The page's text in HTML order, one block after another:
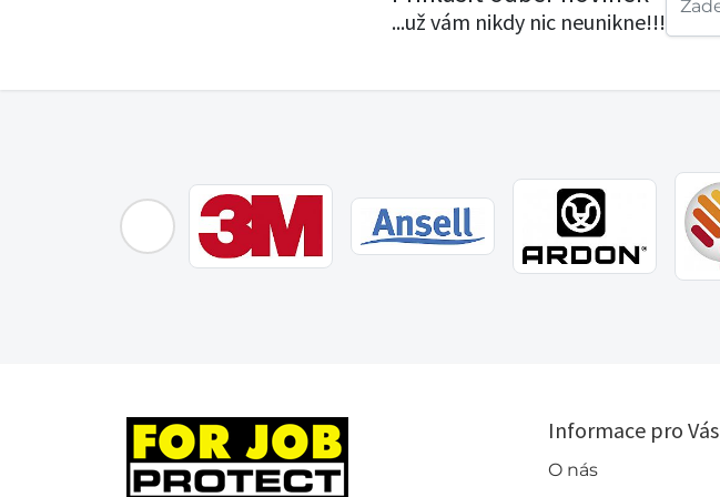
...už vám nikdy nic neunikne!!!
Informace pro Vás
O nás